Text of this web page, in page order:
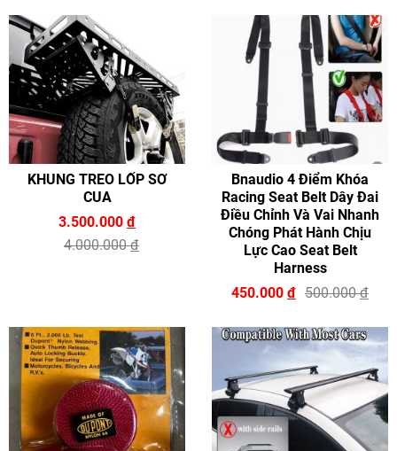
KHUNG TREO LỐP SƠ
CUA
3.500.000 đ
4.000.000đ
Bnaudio 4 Điểm Khóa
Racing Seat Belt Dây Đai
Điều Chỉnh Và Vai Nhanh
Chóng Phát Hành Chịu
Lực Cao Seat Belt
Harness
450.000 đ 500.000đ